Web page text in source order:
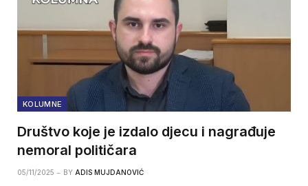
KOLUMNE
Društvo koje je izdalo djecu i nagrađuje
nemoral političara
05/11/2025 BY ADIS MUJDANOVIĆ